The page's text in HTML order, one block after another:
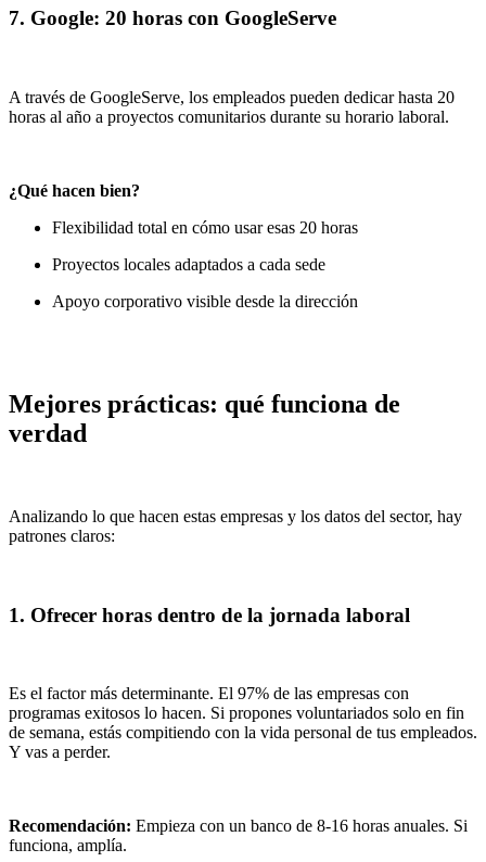
7. Google: 20 horas con GoogleServe
A través de GoogleServe, los empleados pueden dedicar hasta 20
horas al año a proyectos comunitarios durante su horario laboral.
¿Qué hacen bien?
Flexibilidad total en cómo usar esas 20 horas
Proyectos locales adaptados a cada sede
Apoyo corporativo visible desde la dirección
Mejores prácticas: qué funciona de
verdad
Analizando lo que hacen estas empresas y los datos del sector, hay
patrones claros:
1. Ofrecer horas dentro de la jornada laboral
Es el factor más determinante. El 97% de las empresas con
programas exitosos lo hacen. Si propones voluntariados solo en fin
de semana, estás compitiendo con la vida personal de tus empleados.
Y vas a perder.
Recomendación: Empieza con un banco de 8-16 horas anuales. Si
funciona, amplía.